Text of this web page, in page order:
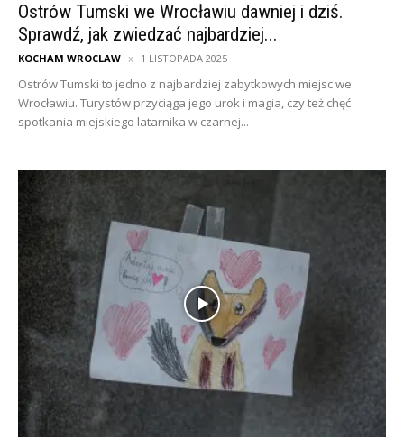
Ostrów Tumski we Wrocławiu dawniej i dziś.
Sprawdź, jak zwiedzać najbardziej...
KOCHAM WROCLAW 1 LISTOPADA 2025
Ostrów Tumski to jedno z najbardziej zabytkowych miejsc we
Wrocławiu. Turystów przyciąga jego urok i magia, czy też chęć
spotkania miejskiego latarnika w czarnej...